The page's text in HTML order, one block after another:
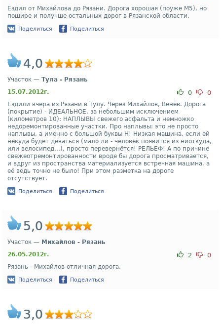
Ездил от Михайлова до Рязани. Дорога хорошая (поуже М5), но
пошире и получше остальных дорог в Рязанской области.
Поделиться Поделиться
4,0
Участок — Тула - Рязань
15.07.2012г.
0 0
Ездили вчера из Рязани в Тулу. Через Михайлов, Венёв. Дорога
(покрытие) - ИДЕАЛЬНОЕ, за небольшим исключением
(километров 10): НАПЛЫВЫ свежего асфальта и немножко
недоремонтированные участки. Про наплывы: это не просто
наплывы, а именно с большой буквы Н! Низкая машина, если ей
некуда будет деваться (мало ли - человек появится из ниоткуда,
или велосипед...), просто перевернётся! РЕЛЬЕФ! А по причине
свежеотремонтированности вроде бы дорога просматривается,
и вдруг из пространства материализуется встречная машина, а
её ведь точно не было! При этом разметка на дороге
отсутствует.
Поделиться Поделиться
5,0
Участок — Михайлов - Рязань
26.05.2012г.
2 0
Рязань - Михайлов отличная дорога.
Поделиться Поделиться
3,0